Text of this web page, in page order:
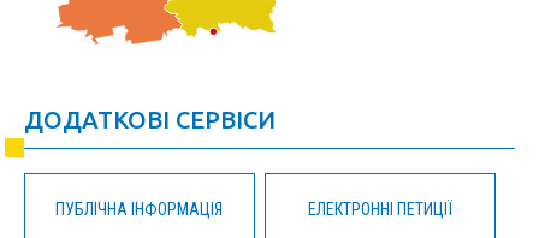
ДОДАТКОВІ СЕРВІСИ
ПУБЛІЧНА ІНФОРМАЦІЯ ЕЛЕКТРОННІ ПЕТИЦІЇ